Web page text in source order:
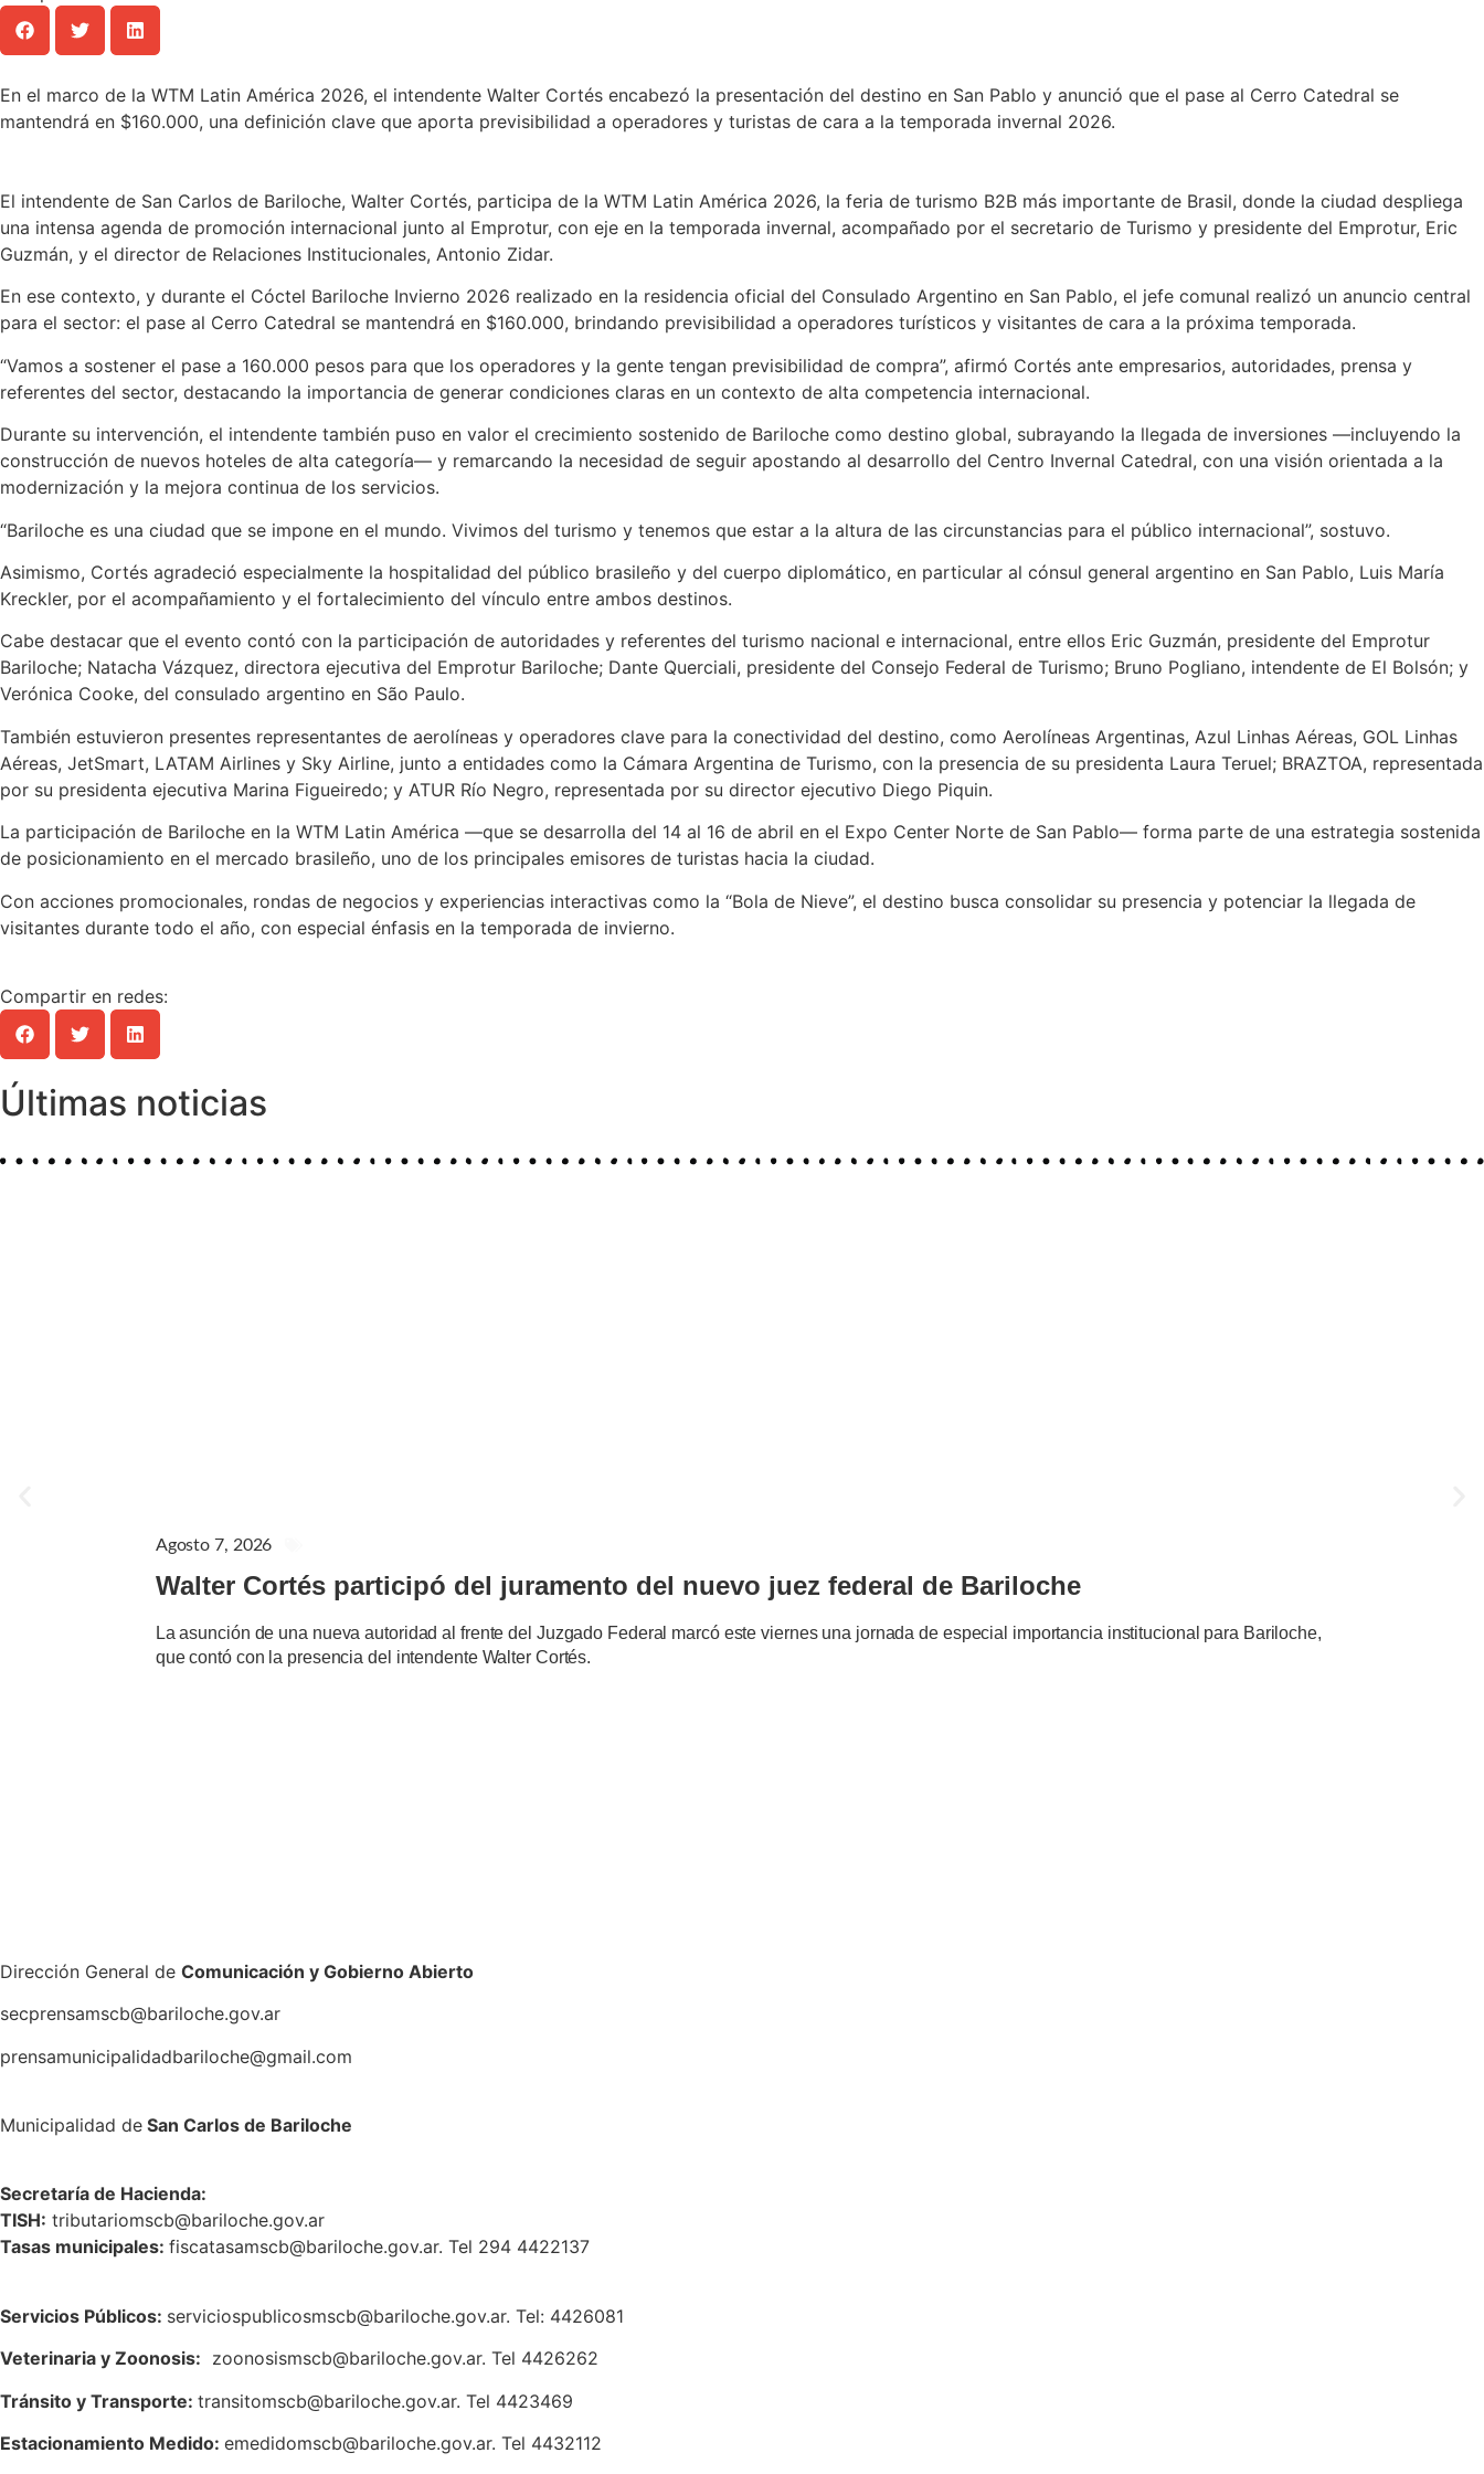
En el marco de la WTM Latin América 2026, el intendente Walter Cortés encabezó la presentación del destino en San Pablo y anunció que el pase al Cerro Catedral se
mantendrá en $160.000, una definición clave que aporta previsibilidad a operadores y turistas de cara a la temporada invernal 2026.
El intendente de San Carlos de Bariloche, Walter Cortés, participa de la WTM Latin América 2026, la feria de turismo B2B más importante de Brasil, donde la ciudad despliega
una intensa agenda de promoción internacional junto al Emprotur, con eje en la temporada invernal, acompañado por el secretario de Turismo y presidente del Emprotur, Eric
Guzmán, y el director de Relaciones Institucionales, Antonio Zidar.
En ese contexto, y durante el Cóctel Bariloche Invierno 2026 realizado en la residencia oficial del Consulado Argentino en San Pablo, el jefe comunal realizó un anuncio central
para el sector: el pase al Cerro Catedral se mantendrá en $160.000, brindando previsibilidad a operadores turísticos y visitantes de cara a la próxima temporada.
“Vamos a sostener el pase a 160.000 pesos para que los operadores y la gente tengan previsibilidad de compra”, afirmó Cortés ante empresarios, autoridades, prensa y
referentes del sector, destacando la importancia de generar condiciones claras en un contexto de alta competencia internacional.
Durante su intervención, el intendente también puso en valor el crecimiento sostenido de Bariloche como destino global, subrayando la llegada de inversiones —incluyendo la
construcción de nuevos hoteles de alta categoría— y remarcando la necesidad de seguir apostando al desarrollo del Centro Invernal Catedral, con una visión orientada a la
modernización y la mejora continua de los servicios.
“Bariloche es una ciudad que se impone en el mundo. Vivimos del turismo y tenemos que estar a la altura de las circunstancias para el público internacional”, sostuvo.
Asimismo, Cortés agradeció especialmente la hospitalidad del público brasileño y del cuerpo diplomático, en particular al cónsul general argentino en San Pablo, Luis María
Kreckler, por el acompañamiento y el fortalecimiento del vínculo entre ambos destinos.
Cabe destacar que el evento contó con la participación de autoridades y referentes del turismo nacional e internacional, entre ellos Eric Guzmán, presidente del Emprotur
Bariloche; Natacha Vázquez, directora ejecutiva del Emprotur Bariloche; Dante Querciali, presidente del Consejo Federal de Turismo; Bruno Pogliano, intendente de El Bolsón; y
Verónica Cooke, del consulado argentino en São Paulo.
También estuvieron presentes representantes de aerolíneas y operadores clave para la conectividad del destino, como Aerolíneas Argentinas, Azul Linhas Aéreas, GOL Linhas
Aéreas, JetSmart, LATAM Airlines y Sky Airline, junto a entidades como la Cámara Argentina de Turismo, con la presencia de su presidenta Laura Teruel; BRAZTOA, representada
por su presidenta ejecutiva Marina Figueiredo; y ATUR Río Negro, representada por su director ejecutivo Diego Piquin.
La participación de Bariloche en la WTM Latin América —que se desarrolla del 14 al 16 de abril en el Expo Center Norte de San Pablo— forma parte de una estrategia sostenida
de posicionamiento en el mercado brasileño, uno de los principales emisores de turistas hacia la ciudad.
Con acciones promocionales, rondas de negocios y experiencias interactivas como la “Bola de Nieve”, el destino busca consolidar su presencia y potenciar la llegada de
visitantes durante todo el año, con especial énfasis en la temporada de invierno.
Compartir en redes:
Últimas noticias
Agosto 7, 2026
Walter Cortés participó del juramento del nuevo juez federal de Bariloche
La asunción de una nueva autoridad al frente del Juzgado Federal marcó este viernes una jornada de especial importancia institucional para Bariloche,
que contó con la presencia del intendente Walter Cortés.
Dirección General de Comunicación y Gobierno Abierto
secprensamscb@bariloche.gov.ar
prensamunicipalidadbariloche@gmail.com
Municipalidad de San Carlos de Bariloche
Secretaría de Hacienda:
TISH: tributariomscb@bariloche.gov.ar
Tasas municipales: fiscatasamscb@bariloche.gov.ar. Tel 294 4422137
Servicios Públicos: serviciospublicosmscb@bariloche.gov.ar. Tel: 4426081
Veterinaria y Zoonosis: zoonosismscb@bariloche.gov.ar. Tel 4426262
Tránsito y Transporte: transitomscb@bariloche.gov.ar. Tel 4423469
Estacionamiento Medido: emedidomscb@bariloche.gov.ar. Tel 4432112